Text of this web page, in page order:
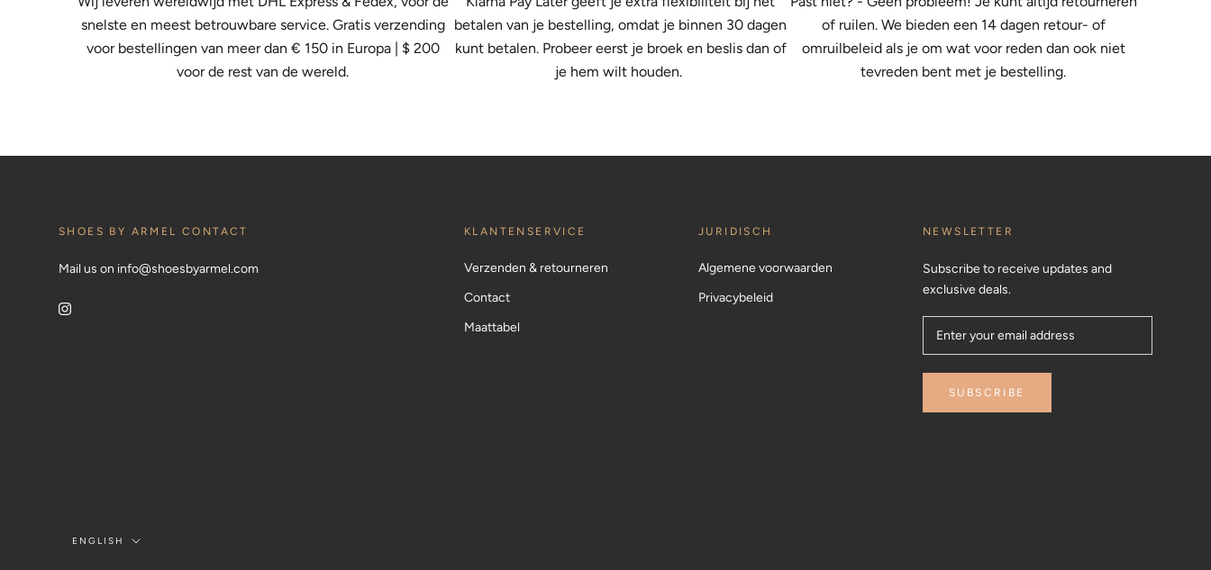
snelste en meest betrouwbare service. Gratis verzending
voor bestellingen van meer dan € 150 in Europa | $ 200
voor de rest van de wereld.
betalen van je bestelling, omdat je binnen 30 dagen
kunt betalen. Probeer eerst je broek en beslis dan of
je hem wilt houden.
of ruilen. We bieden een 14 dagen retour- of
omruilbeleid als je om wat voor reden dan ook niet
tevreden bent met je bestelling.
SHOES BY ARMEL CONTACT
Mail us on info@shoesbyarmel.com
KLANTENSERVICE
Verzenden & retourneren
Contact
Maattabel
JURIDISCH
Algemene voorwaarden
Privacybeleid
NEWSLETTER
Subscribe to receive updates and
exclusive deals.
SUBSCRIBE
Language
ENGLISH